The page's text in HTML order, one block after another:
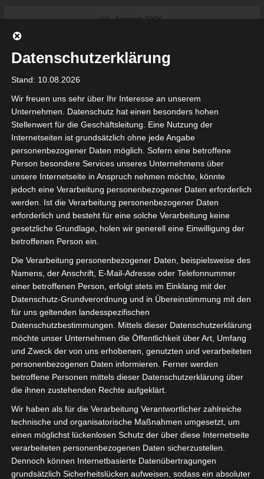
10. August 2026
beginnt am 22. und 23. August
2026 (Update)
Meisterschaft an
Ligue 1 Pro: Spielplan der ersten 15
Spieltage der Saison 2026/2027
Ligue 2 Pro Tunesien 2026/2027 –
Saison beginnt am am 19./20.
September 2026
Internationaler Sportgerichtshof
lehnt Eilverfahren ab – AS Soliman
steuert auf die Ligue 2 zu
tunesienfussball.de
Tunesien Ligafußball
von Google Adsense (Google Ireland Limited, Gordon House, Barrow
Ireland) benötigen wir laut DSGVO Ihre Zustimmung. Es werden seitens
Daten erhoben, verarbeitet und gespeichert. Welche Daten genau
bitte den Datenschutzbedingungen.
Google Adsenseist deaktiviert. ✓ Erlauben Datenschutzbedingungen
Sie befinden sich hier:Startseite»News»Fußball»
Welt» Afrika»Tunesien »Ligen»Ligue 1»ES Metlaoui
nach Elfmeterschießen gegen Zarzis wieder in Ligue 1
Datenschutzerklärung
Stand: 10.08.2026
Wir freuen uns sehr über Ihr Interesse an unserem
Unternehmen. Datenschutz hat einen besonders hohen
Stellenwert für die Geschäftsleitung. Eine Nutzung der
Internetseiten ist grundsätzlich ohne jede Angabe
personenbezogener Daten möglich. Sofern eine betroffene
Person besondere Services unseres Unternehmens über
unsere Internetseite in Anspruch nehmen möchte, könnte
jedoch eine Verarbeitung personenbezogener Daten erforderlich
werden. Ist die Verarbeitung personenbezogener Daten
erforderlich und besteht für eine solche Verarbeitung keine
gesetzliche Grundlage, holen wir generell eine Einwilligung der
betroffenen Person ein.
Die Verarbeitung personenbezogener Daten, beispielsweise des
Namens, der Anschrift, E-Mail-Adresse oder Telefonnummer
einer betroffenen Person, erfolgt stets im Einklang mit der
Datenschutz-Grundverordnung und in Übereinstimmung mit den
für uns geltenden landesspezifischen
Datenschutzbestimmungen. Mittels dieser Datenschutzerklärung
möchte unser Unternehmen die Öffentlichkeit über Art, Umfang
und Zweck der von uns erhobenen, genutzten und verarbeiteten
personenbezogenen Daten informieren. Ferner werden
betroffene Personen mittels dieser Datenschutzerklärung über
die ihnen zustehenden Rechte aufgeklärt.
Wir haben als für die Verarbeitung Verantwortlicher zahlreiche
technische und organisatorische Maßnahmen umgesetzt, um
einen möglichst lückenlosen Schutz der über diese Internetseite
verarbeiteten personenbezogenen Daten sicherzustellen.
Dennoch können Internetbasierte Datenübertragungen
grundsätzlich Sicherheitslücken aufweisen, sodass ein absoluter